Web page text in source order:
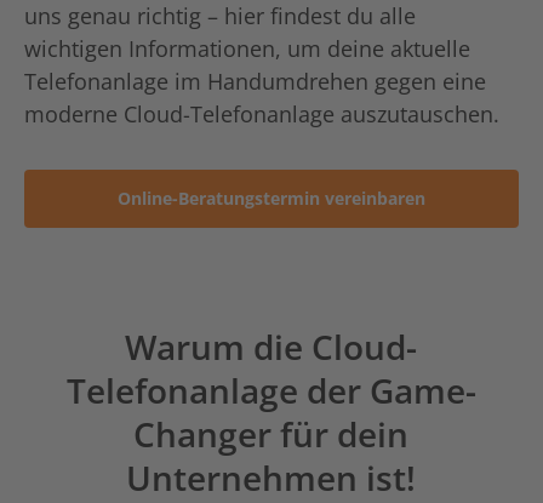
uns genau richtig – hier findest du alle
wichtigen Informationen, um deine aktuelle
Telefonanlage im Handumdrehen gegen eine
moderne Cloud-Telefonanlage auszutauschen.
Online-Beratungstermin vereinbaren
Warum die Cloud-
Telefonanlage der Game-
Changer für dein
Unternehmen ist!